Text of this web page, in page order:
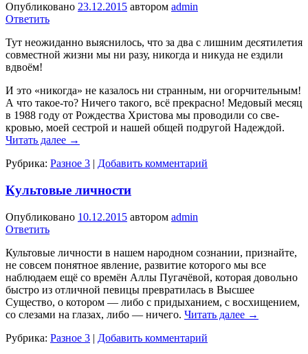
Опубликовано 23.12.2015 автором admin
Ответить
Тут неожиданно выяснилось, что за два с лишним десятиле­тия
совместной жизни мы ни разу, никогда и никуда не езди­ли
вдвоём!
И это «никогда» не казалось ни странным, ни огорчитель­ным!
А что такое-то? Ничего такого, всё прекрасно! Медовый месяц
в 1988 году от Рождества Христова мы проводили со све­
кровью, моей сестрой и нашей общей подругой Надеждой.
Читать далее →
Рубрика: Разное 3 | Добавить комментарий
Культовые личности
Опубликовано 10.12.2015 автором admin
Ответить
Культовые личности в нашем народном сознании, признайте,
не совсем понят­ное явление, развитие которого мы все
наблюдаем ещё со времён Аллы Пугачё­вой, которая довольно
быстро из отличной певи­цы превратилась в Высшее
Существо, о котором — либо с придыханием, с восхищением,
со слезами на глазах, либо — ничего. Читать далее →
Рубрика: Разное 3 | Добавить комментарий